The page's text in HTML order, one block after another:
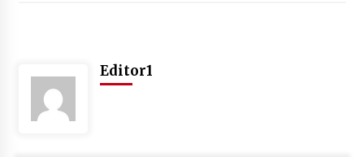
Editor1